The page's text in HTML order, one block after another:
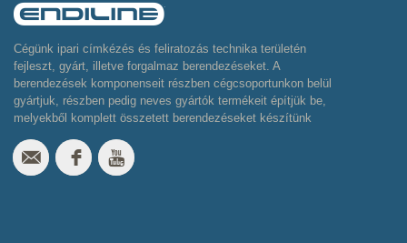
Cégünk ipari címkézés és feliratozás technika területén
fejleszt, gyárt, illetve forgalmaz berendezéseket. A
berendezések komponenseit részben cégcsoportunkon belül
gyártjuk, részben pedig neves gyártók termékeit építjük be,
melyekből komplett összetett berendezéseket készítünk